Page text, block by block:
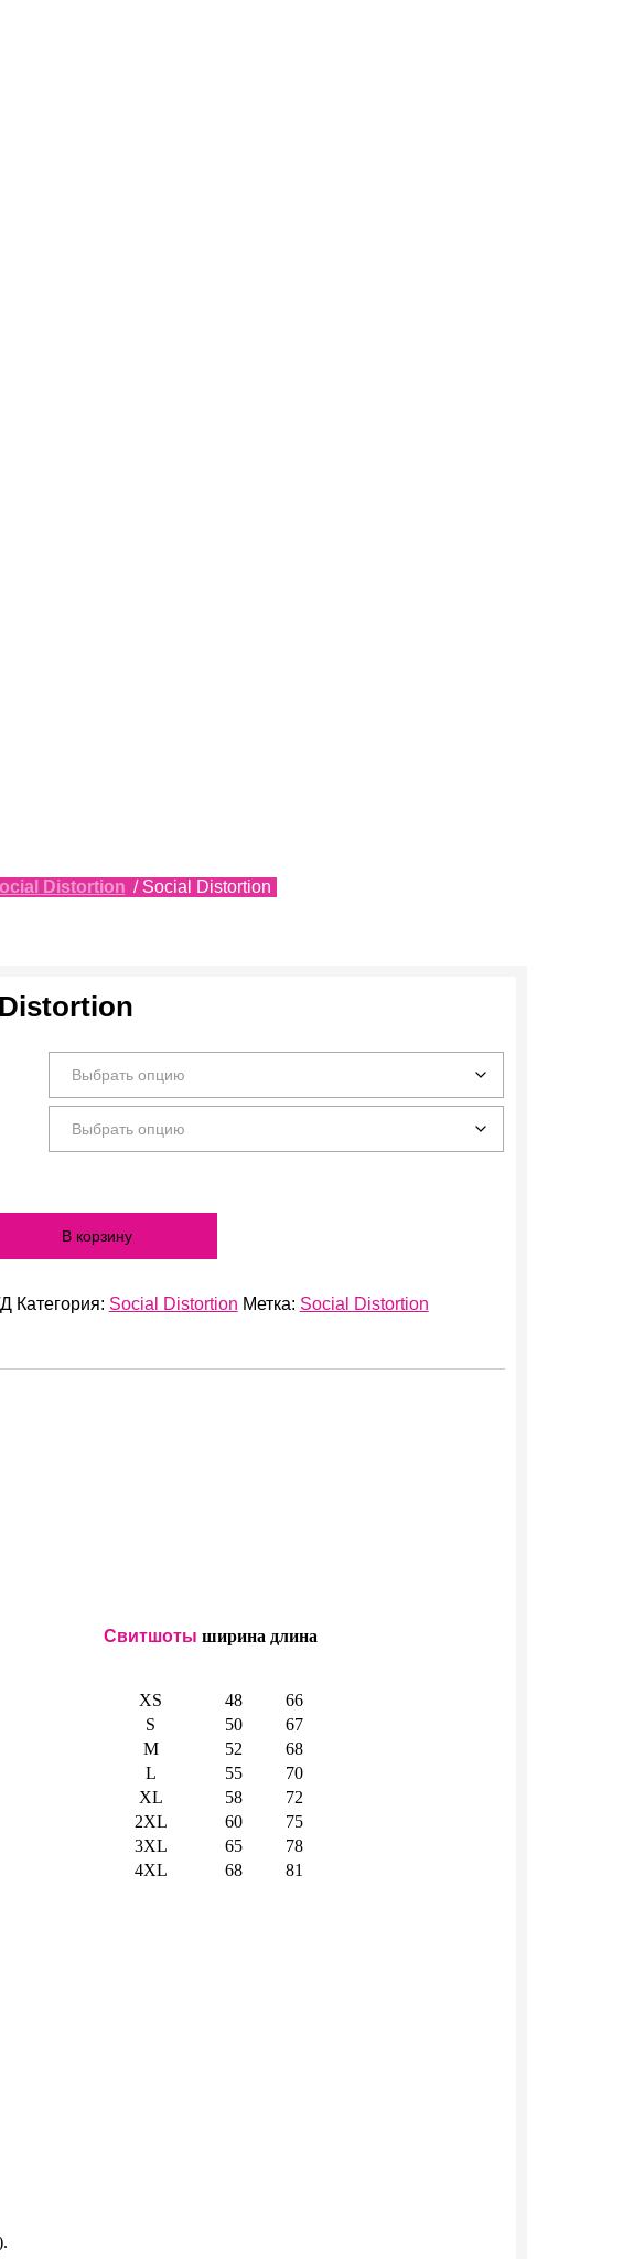
Distortion / Social Distortion
В корзину
Категория: Social Distortion Метка: Social Distortion
Свитшоты ширина длина
XS 48
66
S
50
67
M
52
68
L
55
70
XL
58
72
2XL
60
75
3XL
65
78
4XL
68 81